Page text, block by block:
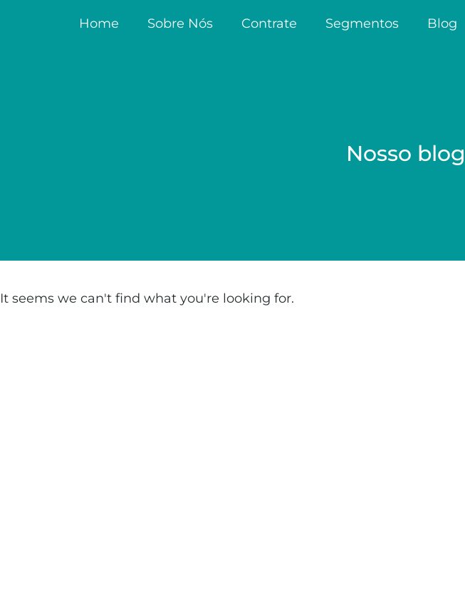
Home Sobre Nós Contrate Segmentos Blog
Nosso blog
It seems we can't find what you're looking for.